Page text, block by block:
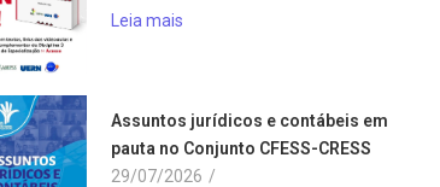
Leia mais
Assuntos jurídicos e contábeis em
pauta no Conjunto CFESS-CRESS
29/07/2026 /